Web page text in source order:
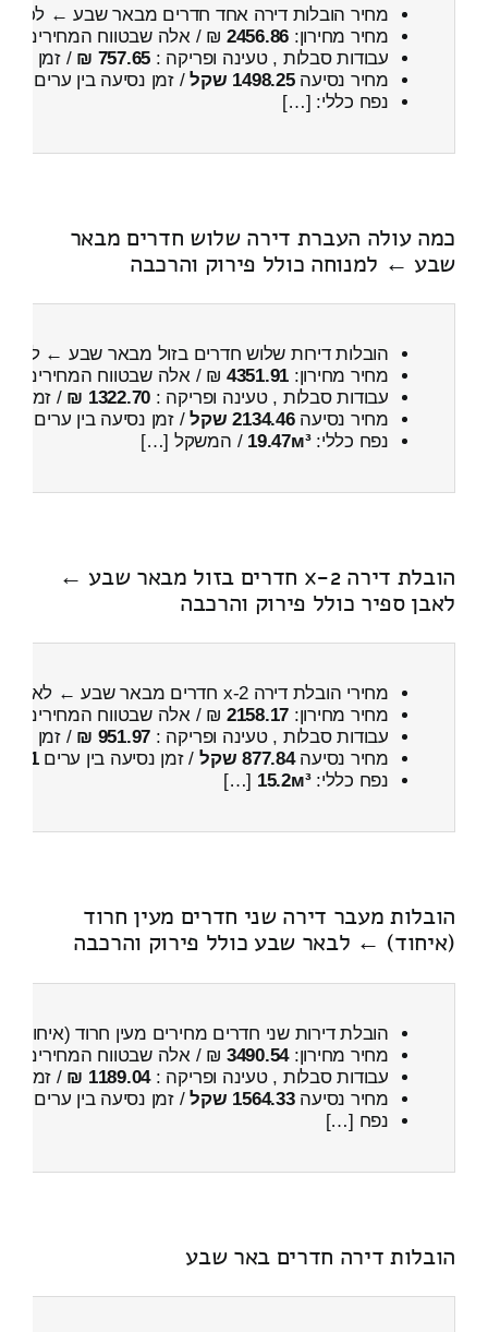
מחיר הובלות דירה אחד חדרים מבאר שבע ← לכפר
מחיר מחירון: 2456.86 ₪ / אלה שבטווח המחירים
עבודות סבלות , טעינה ופריקה : 757.65 ₪ / זמן :
מחיר נסיעה1498.25 שקל / זמן נסיעה בין ערים
נפח כללי: […]
כמה עולה העברת דירה שלוש חדרים מבאר
שבע ← למנוחה כולל פירוק והרכבה
הובלות דירות שלוש חדרים בזול מבאר שבע ←
מחיר מחירון: 4351.91 ₪ / אלה שבטווח המחירים
עבודות סבלות , טעינה ופריקה : 1322.70 ₪ / זמן :
מחיר נסיעה2134.46 שקל / זמן נסיעה בין ערים
נפח כללי:19.47м³ / המשקל […]
הובלת דירה 2-x חדרים בזול מבאר שבע ←
לאבן ספיר כולל פירוק והרכבה
מחירי הובלת דירה 2-x חדרים מבאר שבע ← לאבן ספיר
מחיר מחירון: 2158.17 ₪ / אלה שבטווח המחירים
עבודות סבלות , טעינה ופריקה : 951.97 ₪ / זמן :
מחיר נסיעה877.84 שקל / זמן נסיעה בין ערים1 שעות , 28 דקות
נפח כללי:15.2м³
[…]
הובלות מעבר דירה שני חדרים מעין חרוד
(איחוד) ← לבאר שבע כולל פירוק והרכבה
הובלת דירות שני חדרים מחירים מעין חרוד
מחיר מחירון:3490.54 ₪ / אלה שבטווח המחירים
עבודות סבלות , טעינה ופריקה :1189.04 ₪ / זמן :
מחיר נסיעה1564.33 שקל / זמן נסיעה בין ערים
נפח […]
הובלות דירה חדרים באר שבע